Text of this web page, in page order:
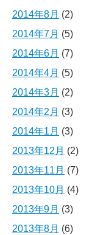
2014年8月 (2)
2014年7月 (5)
2014年6月 (7)
2014年4月 (5)
2014年3月 (2)
2014年2月 (3)
2014年1月 (3)
2013年12月 (2)
2013年11月 (7)
2013年10月 (4)
2013年9月 (3)
2013年8月 (6)